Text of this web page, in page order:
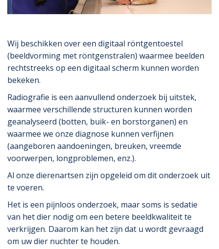
Wij beschikken over een digitaal röntgentoestel
(beeldvorming met röntgenstralen) waarmee beelden
rechtstreeks op een digitaal scherm kunnen worden
bekeken.
Radiografie is een aanvullend onderzoek bij uitstek,
waarmee verschillende structuren kunnen worden
geanalyseerd (botten, buik- en borstorganen) en
waarmee we onze diagnose kunnen verfijnen
(aangeboren aandoeningen, breuken, vreemde
voorwerpen, longproblemen, enz.).
Al onze dierenartsen zijn opgeleid om dit onderzoek uit
te voeren.
Het is een pijnloos onderzoek, maar soms is sedatie
van het dier nodig om een betere beeldkwaliteit te
verkrijgen. Daarom kan het zijn dat u wordt gevraagd
om uw dier nuchter te houden.